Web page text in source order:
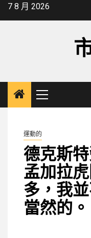
Skip7 8 月 2026
Primary
Menu
運動的
德克斯
孟加拉
多，我
當然的。